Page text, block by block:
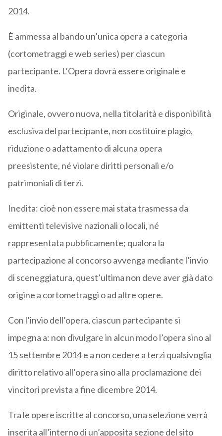
2014.
È ammessa al bando un’unica opera a categoria
(cortometraggi e web series) per ciascun
partecipante. L’Opera dovrà essere originale e
inedita.
Originale, ovvero nuova, nella titolarità e disponibilità
esclusiva del partecipante, non costituire plagio,
riduzione o adattamento di alcuna opera
preesistente, né violare diritti personali e/o
patrimoniali di terzi.
Inedita: cioè non essere mai stata trasmessa da
emittenti televisive nazionali o locali, né
rappresentata pubblicamente; qualora la
partecipazione al concorso avvenga mediante l’invio
di sceneggiatura, quest’ultima non deve aver già dato
origine a cortometraggi o ad altre opere.
Con l’invio dell’opera, ciascun partecipante si
impegna a: non divulgare in alcun modo l’opera sino al
15 settembre 2014 e a non cedere a terzi qualsivoglia
diritto relativo all’opera sino alla proclamazione dei
vincitori prevista a fine dicembre 2014.
Tra le opere iscritte al concorso, una selezione verrà
inserita all’interno di un’apposita sezione del sito